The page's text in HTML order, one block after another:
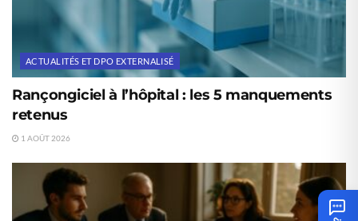
ACTUALITÉS ET DPO EXTERNALISÉ
Rançongiciel à l’hôpital : les 5 manquements
retenus
1 AOÛT 2026